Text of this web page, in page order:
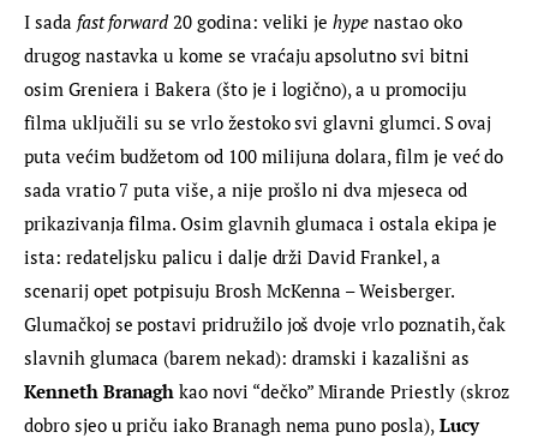
I sada fast forward 20 godina: veliki je hype nastao oko
drugog nastavka u kome se vraćaju apsolutno svi bitni
osim Greniera i Bakera (što je i logično), a u promociju
filma uključili su se vrlo žestoko svi glavni glumci. S ovaj
puta većim budžetom od 100 milijuna dolara, film je već do
sada vratio 7 puta više, a nije prošlo ni dva mjeseca od
prikazivanja filma. Osim glavnih glumaca i ostala ekipa je
ista: redateljsku palicu i dalje drži David Frankel, a
scenarij opet potpisuju Brosh McKenna – Weisberger.
Glumačkoj se postavi pridružilo još dvoje vrlo poznatih, čak
slavnih glumaca (barem nekad): dramski i kazališni as
Kenneth Branagh kao novi “dečko” Mirande Priestly (skroz
dobro sjeo u priču iako Branagh nema puno posla), Lucy